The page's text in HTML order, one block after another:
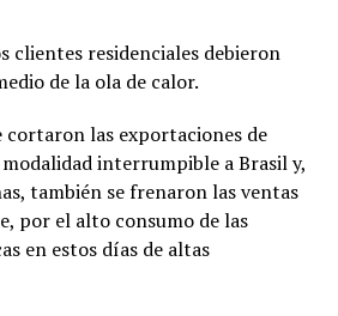
clientes residenciales debieron
de la ola de calor.
cortaron las exportaciones de
interrumpible a Brasil y,
también se frenaron las ventas
por el alto consumo de las
en estos días de altas